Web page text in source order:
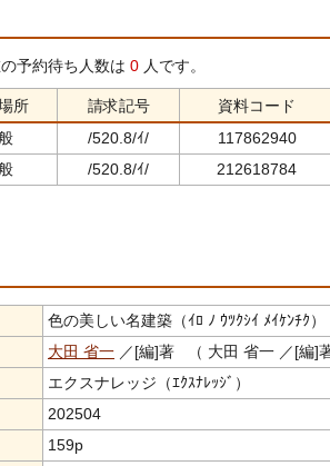
予約待ち人数は 0 人です。
所 請求記号
資料コード
/520.8/ｲ/
117862940
/520.8/ｲ/ 212618784
色の美しい名建築（ｲﾛ ﾉ ｳﾂｸｼｲ ﾒｲｹﾝﾁｸ）
大田 省一 ／[編]著 （ 大田 省一 ／[編]
エクスナレッジ（ｴｸｽﾅﾚｯｼﾞ）
202504
159p